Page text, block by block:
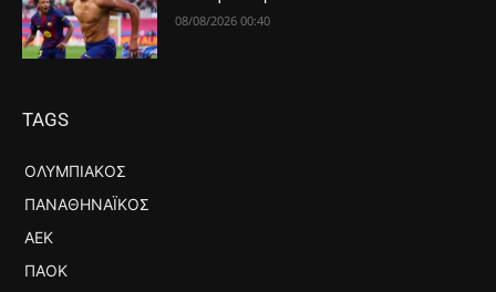
08/08/2026 00:40
TAGS
ΟΛΥΜΠΙΑΚΌΣ
ΠΑΝΑΘΗΝΑΪΚΌΣ
ΑΕΚ
ΠΑΟΚ